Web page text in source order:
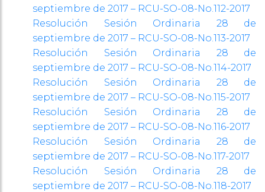
septiembre de 2017 – RCU-SO-08-No.112-2017
Resolución Sesión Ordinaria 28 de
septiembre de 2017 – RCU-SO-08-No.113-2017
Resolución Sesión Ordinaria 28 de
septiembre de 2017 – RCU-SO-08-No.114-2017
Resolución Sesión Ordinaria 28 de
septiembre de 2017 – RCU-SO-08-No.115-2017
Resolución Sesión Ordinaria 28 de
septiembre de 2017 – RCU-SO-08-No.116-2017
Resolución Sesión Ordinaria 28 de
septiembre de 2017 – RCU-SO-08-No.117-2017
Resolución Sesión Ordinaria 28 de
septiembre de 2017 – RCU-SO-08-No.118-2017